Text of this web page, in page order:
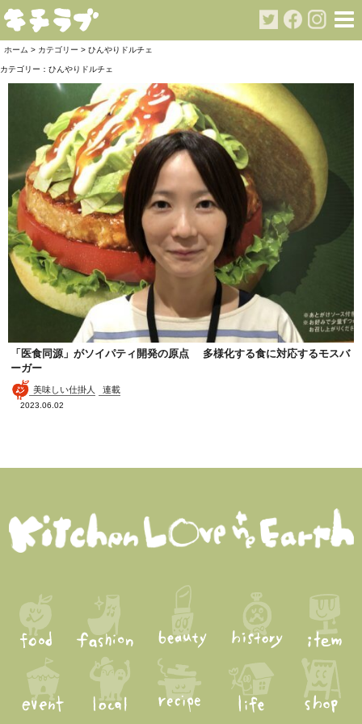
ホーム > カテゴリー > ひんやりドルチェ
カテゴリー： ひんやりドルチェ
「医食同源」がソイパティ開発の原点 多様化する食に対応するモスバ
ーガー
美味しい仕掛人 連載
2023.06.02